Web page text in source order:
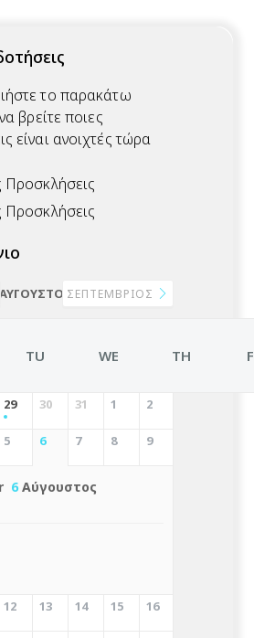
το παρακάτω
βρείτε ποιες
είναι ανοιχτές τώρα
Προσκλήσεις
Προσκλήσεις
ΑΎΓΟΥΣΤΟΣ 2026ΣΕΠΤΈΜΒΡΙΟΣ
TU WE TH
29 30 31 1 2
5 6 7 8 9
6Αύγουστος
12 13 14 15 16